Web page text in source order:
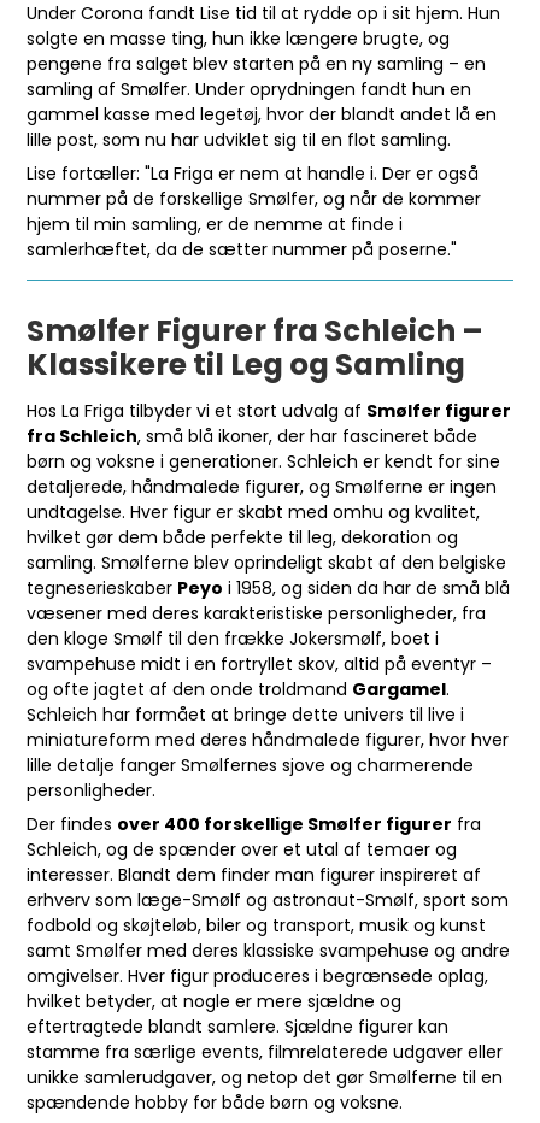
Under Corona fandt Lise tid til at rydde op i sit hjem. Hun
solgte en masse ting, hun ikke længere brugte, og
pengene fra salget blev starten på en ny samling – en
samling af Smølfer. Under oprydningen fandt hun en
gammel kasse med legetøj, hvor der blandt andet lå en
lille post, som nu har udviklet sig til en flot samling.
Lise fortæller: "La Friga er nem at handle i. Der er også
nummer på de forskellige Smølfer, og når de kommer
hjem til min samling, er de nemme at finde i
samlerhæftet, da de sætter nummer på poserne."
Smølfer Figurer fra Schleich –
Klassikere til Leg og Samling
Hos La Friga tilbyder vi et stort udvalg af Smølfer figurer
fra Schleich, små blå ikoner, der har fascineret både
børn og voksne i generationer. Schleich er kendt for sine
detaljerede, håndmalede figurer, og Smølferne er ingen
undtagelse. Hver figur er skabt med omhu og kvalitet,
hvilket gør dem både perfekte til leg, dekoration og
samling. Smølferne blev oprindeligt skabt af den belgiske
tegneserieskaber Peyo i 1958, og siden da har de små blå
væsener med deres karakteristiske personligheder, fra
den kloge Smølf til den frække Jokersmølf, boet i
svampehuse midt i en fortryllet skov, altid på eventyr –
og ofte jagtet af den onde troldmand Gargamel.
Schleich har formået at bringe dette univers til live i
miniatureform med deres håndmalede figurer, hvor hver
lille detalje fanger Smølfernes sjove og charmerende
personligheder.
Der findes over 400 forskellige Smølfer figurer fra
Schleich, og de spænder over et utal af temaer og
interesser. Blandt dem finder man figurer inspireret af
erhverv som læge-Smølf og astronaut-Smølf, sport som
fodbold og skøjteløb, biler og transport, musik og kunst
samt Smølfer med deres klassiske svampehuse og andre
omgivelser. Hver figur produceres i begrænsede oplag,
hvilket betyder, at nogle er mere sjældne og
eftertragtede blandt samlere. Sjældne figurer kan
stamme fra særlige events, filmrelaterede udgaver eller
unikke samlerudgaver, og netop det gør Smølferne til en
spændende hobby for både børn og voksne.